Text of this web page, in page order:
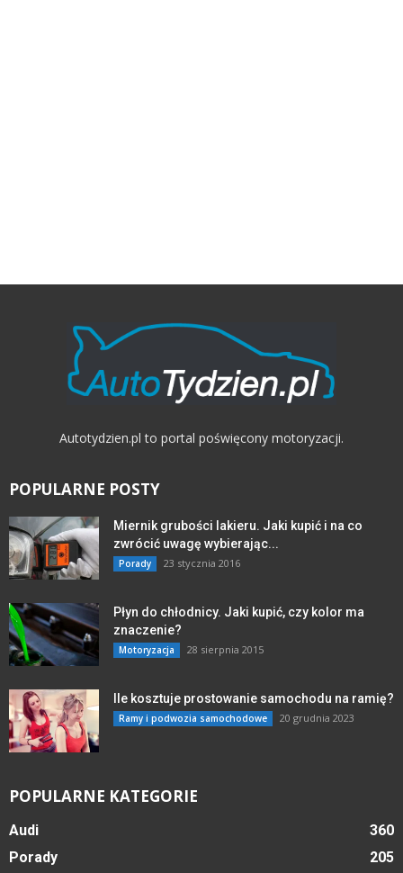
Autotydzien.pl to portal poświęcony motoryzacji.
POPULARNE POSTY
Miernik grubości lakieru. Jaki kupić i na co
zwrócić uwagę wybierając...
Porady 23 stycznia 2016
Płyn do chłodnicy. Jaki kupić, czy kolor ma
znaczenie?
Motoryzacja 28 sierpnia 2015
Ile kosztuje prostowanie samochodu na ramię?
Ramy i podwozia samochodowe 20 grudnia 2023
POPULARNE KATEGORIE
Audi
360
Porady
205